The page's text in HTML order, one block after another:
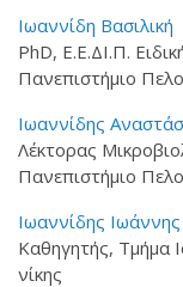
Ιωαννίδη Βασιλική
PhD, Ε.Ε.ΔΙ.Π.
Πανεπιστήμιο
Ιωαννίδης
Λέκτορας
Πανεπιστήμιο
Ιωαννίδης Ιωάννης
Καθηγητής, Τμήμα
νίκης